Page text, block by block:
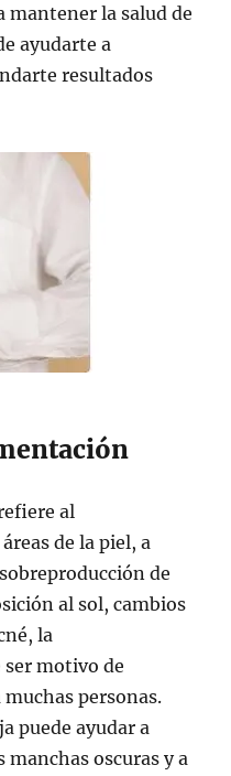
mantener la salud de
ayudarte a
resultados
al
de la piel, a
de
al sol, cambios
la
motivo de
personas.
puede ayudar a
manchas oscuras y a